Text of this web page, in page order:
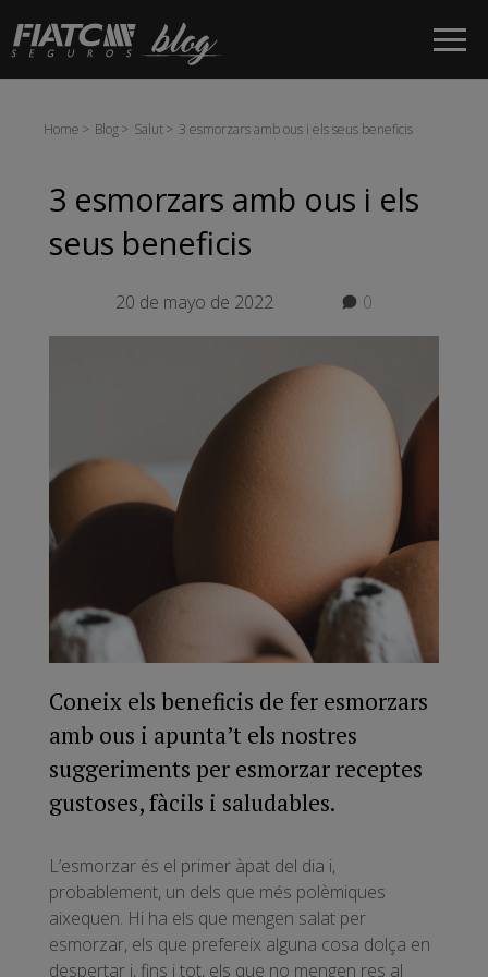
Salta al contingut principal
Home Blog Salut 3 esmorzars amb ous i els seus beneficis
3 esmorzars amb ous i els
seus beneficis
20 de mayo de 2022 0
Coneix els beneficis de fer esmorzars
amb ous i apunta’t els nostres
suggeriments per esmorzar receptes
gustoses, fàcils i saludables.
L’esmorzar és el primer àpat del dia i,
probablement, un dels que més polèmiques
aixequen. Hi ha els que mengen salat per
esmorzar, els que prefereix alguna cosa dolça en
despertar i, fins i tot, els que no mengen res al